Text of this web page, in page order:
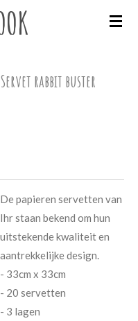
Servet rabbit buster
De papieren servetten van
Ihr staan bekend om hun
uitstekende kwaliteit en
aantrekkelijke design.
- 33cm x 33cm
- 20 servetten
- 3 lagen